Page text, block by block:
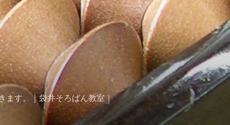
ます。｜袋井そろばん教室｜